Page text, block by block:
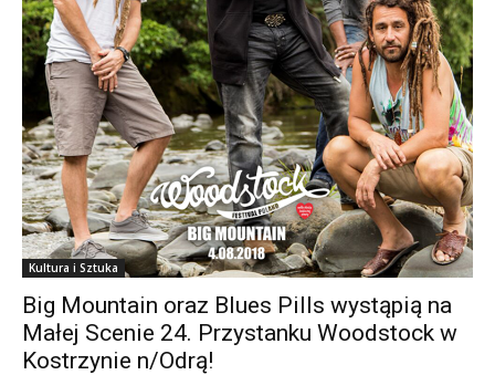
Kultura i Sztuka
Big Mountain oraz Blues Pills wystąpią na
Małej Scenie 24. Przystanku Woodstock w
Kostrzynie n/Odrą!